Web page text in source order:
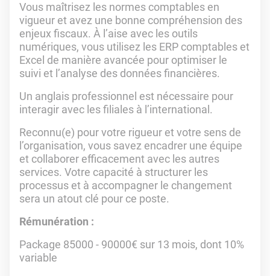
Vous maîtrisez les normes comptables en
vigueur et avez une bonne compréhension des
enjeux fiscaux. À l’aise avec les outils
numériques, vous utilisez les ERP comptables et
Excel de manière avancée pour optimiser le
suivi et l’analyse des données financières.
Un anglais professionnel est nécessaire pour
interagir avec les filiales à l’international.
Reconnu(e) pour votre rigueur et votre sens de
l’organisation, vous savez encadrer une équipe
et collaborer efficacement avec les autres
services. Votre capacité à structurer les
processus et à accompagner le changement
sera un atout clé pour ce poste.
Rémunération :
Package 85000 - 90000€ sur 13 mois, dont 10%
variable